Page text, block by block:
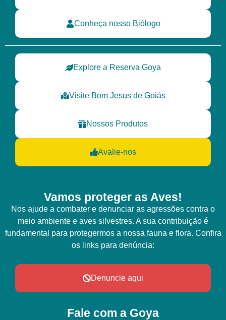
Conheça nosso Biólogo
Explore a Reserva Goya
Visite Bom Jesus de Goiás
Nossos Produtos
Avalie-nos
Vamos proteger as Aves!
Nos ajude a combater e denunciar as agressões contra o
meio ambiente e aves silvestres. A sua contribuição é
fundamental para protegermos a nossa fauna e flora. Confira
os links para denúncia:
Denuncie aqui
Fale com a Goya